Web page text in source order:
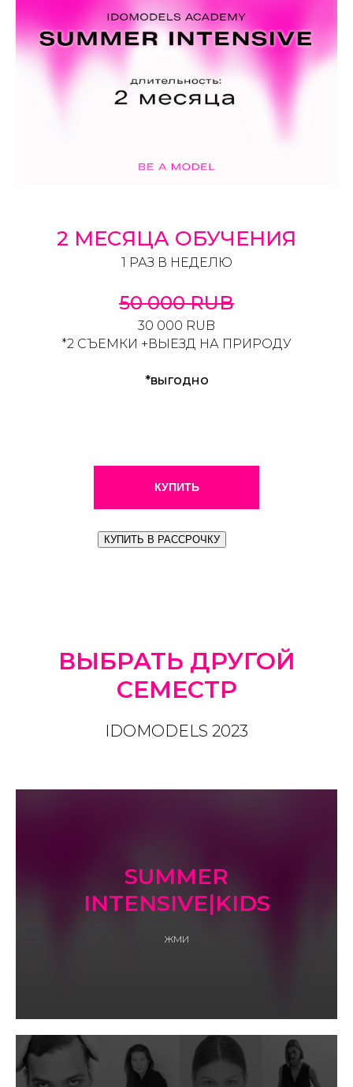
2 МЕСЯЦА ОБУЧЕНИЯ
1 РАЗ В НЕДЕЛЮ
50 000 RUB
30 000 RUB
*2 СЪЕМКИ +ВЫЕЗД НА ПРИРОДУ
*выгодно
КУПИТЬ В РАССРОЧКУ
КУПИТЬ
ВЫБРАТЬ ДРУГОЙ
СЕМЕСТР
IDOMODELS 2023
SUMMER
INTENSIVE|KIDS
ЖМИ